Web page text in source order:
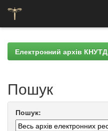
navigationЕлектронний архів КНУТД
Пошук
Пошук: